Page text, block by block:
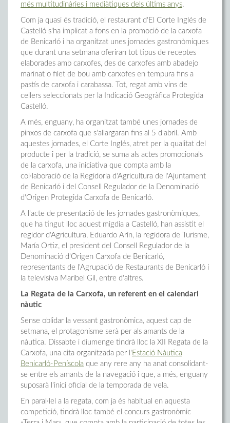
més multitudinàries i mediàtiques dels últims anys.
Com ja quasi és tradició, el restaurant d'El Corte Inglés de
Castelló s'ha implicat a fons en la promoció de la carxofa
de Benicarló i ha organitzat unes jornades gastronòmiques
que durant una setmana oferiran tot tipus de receptes
elaborades amb carxofes, des de carxofes amb abadejo
marinat o filet de bou amb carxofes en tempura fins a
pastís de carxofa i carabassa. Tot, regat amb vins de
cellers seleccionats per la Indicació Geogràfica Protegida
Castelló.
A més, enguany, ha organitzat també unes jornades de
pinxos de carxofa que s'allargaran fins al 5 d'abril. Amb
aquestes jornades, el Corte Inglés, atret per la qualitat del
producte i per la tradició, se suma als actes promocionals
de la carxofa, una iniciativa que compta amb la
col·laboració de la Regidoria d'Agricultura de l'Ajuntament
de Benicarló i del Consell Regulador de la Denominació
d'Origen Protegida Carxofa de Benicarló.
A l'acte de presentació de les jornades gastronòmiques,
que ha tingut lloc aquest migdia a Castelló, han assistit el
regidor d'Agricultura, Eduardo Arín, la regidora de Turisme,
María Ortiz, el president del Consell Regulador de la
Denominació d'Origen Carxofa de Benicarló,
representants de l'Agrupació de Restaurants de Benicarló i
la televisiva Maribel Gil, entre d'altres.
La Regata de la Carxofa, un referent en el calendari
nàutic
Sense oblidar la vessant gastronòmica, aquest cap de
setmana, el protagonisme serà per als amants de la
nàutica. Dissabte i diumenge tindrà lloc la XII Regata de la
Carxofa, una cita organitzada per l' Estació Nàutica
Benicarló-Peníscola que any rere any ha anat consolidant-
se entre els amants de la navegació i que, a més, enguany
suposarà l'inici oficial de la temporada de vela.
En paral·lel a la regata, com ja és habitual en aquesta
competició, tindrà lloc també el concurs gastronòmic